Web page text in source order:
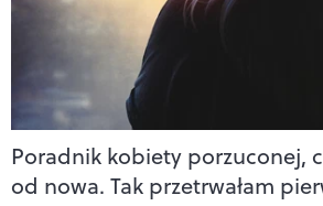
Poradnik kobiety porzuconej,
od nowa. Tak przetrwałam